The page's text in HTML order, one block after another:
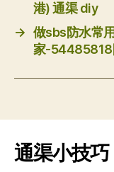
港) 通渠 diy
→ 做sbs防水常
家-54485818
通渠小技巧